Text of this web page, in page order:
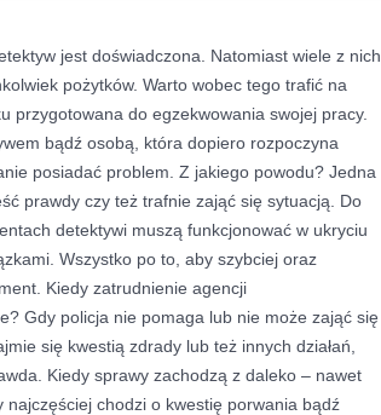
jest doświadczona. Natomiast wiele z nich
pożytków. Warto wobec tego trafić na
przygotowana do egzekwowania swojej pracy.
bądź osobą, która dopiero rozpoczyna
posiadać problem. Z jakiego powodu? Jedna
prawdy czy też trafnie zająć się sytuacją. Do
detektywi muszą funkcjonować w ukryciu
Wszystko po to, aby szybciej oraz
Kiedy zatrudnienie agencji
Gdy policja nie pomaga lub nie może zająć się
się kwestią zdrady lub też innych działań,
Kiedy sprawy zachodzą z daleko – nawet
najczęściej chodzi o kwestię porwania bądź